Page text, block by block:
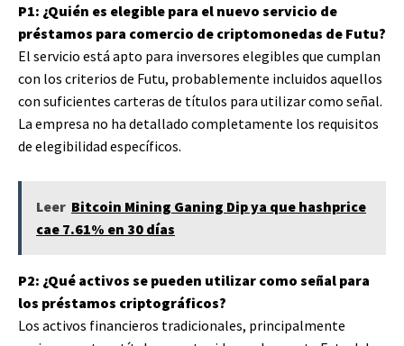
P1: ¿Quién es elegible para el nuevo servicio de
préstamos para comercio de criptomonedas de Futu?
El servicio está apto para inversores elegibles que cumplan
con los criterios de Futu, probablemente incluidos aquellos
con suficientes carteras de títulos para utilizar como señal.
La empresa no ha detallado completamente los requisitos
de elegibilidad específicos.
Leer Bitcoin Mining Ganing Dip ya que hashprice
cae 7.61% en 30 días
P2: ¿Qué activos se pueden utilizar como señal para
los préstamos criptográficos?
Los activos financieros tradicionales, principalmente